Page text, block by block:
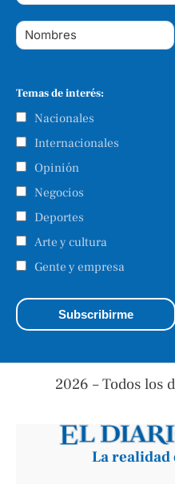
Temas de interés:
Nacionales
Internacionales
Opinión
Negocios
Deportes
Arte y cultura
Gente y empresa
2026 – Todos los
La realidad